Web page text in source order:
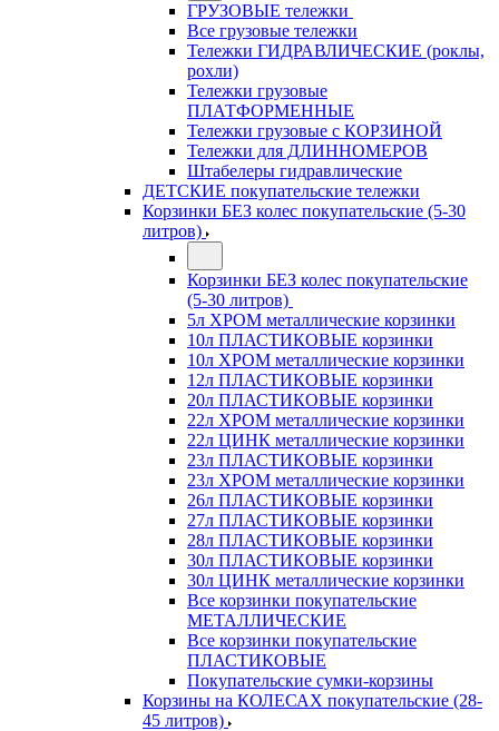
ГРУЗОВЫЕ тележки
Все грузовые тележки
Тележки ГИДРАВЛИЧЕСКИЕ (роклы,
рохли)
Тележки грузовые
ПЛАТФОРМЕННЫЕ
Тележки грузовые с КОРЗИНОЙ
Тележки для ДЛИННОМЕРОВ
Штабелеры гидравлические
ДЕТСКИЕ покупательские тележки
Корзинки БЕЗ колес покупательские (5-30
литров)
Корзинки БЕЗ колес покупательские
(5-30 литров)
5л ХРОМ металлические корзинки
10л ПЛАСТИКОВЫЕ корзинки
10л ХРОМ металлические корзинки
12л ПЛАСТИКОВЫЕ корзинки
20л ПЛАСТИКОВЫЕ корзинки
22л ХРОМ металлические корзинки
22л ЦИНК металлические корзинки
23л ПЛАСТИКОВЫЕ корзинки
23л ХРОМ металлические корзинки
26л ПЛАСТИКОВЫЕ корзинки
27л ПЛАСТИКОВЫЕ корзинки
28л ПЛАСТИКОВЫЕ корзинки
30л ПЛАСТИКОВЫЕ корзинки
30л ЦИНК металлические корзинки
Все корзинки покупательские
МЕТАЛЛИЧЕСКИЕ
Все корзинки покупательские
ПЛАСТИКОВЫЕ
Покупательские сумки-корзины
Корзины на КОЛЕСАХ покупательские (28-
45 литров)